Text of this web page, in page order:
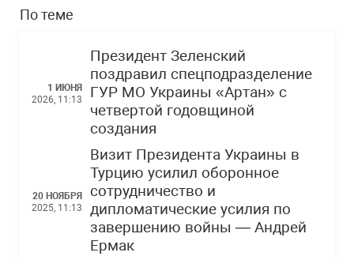
По теме
1 ИЮНЯ
2026, 11:13
Президент Зеленский
поздравил спецподразделение
ГУР МО Украины «Артан» с
четвертой годовщиной
создания
20 НОЯБРЯ
2025, 11:13
Визит Президента Украины в
Турцию усилил оборонное
сотрудничество и
дипломатические усилия по
завершению войны — Андрей
Ермак